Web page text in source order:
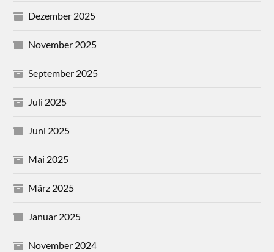
Dezember 2025
November 2025
September 2025
Juli 2025
Juni 2025
Mai 2025
März 2025
Januar 2025
November 2024